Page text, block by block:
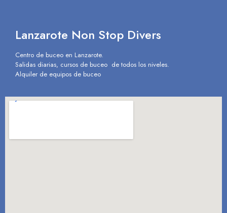
Lanzarote Non Stop Divers
Centro de buceo en Lanzarote.
Salidas diarias, cursos de buceo de todos los niveles.
Alquiler de equipos de buceo